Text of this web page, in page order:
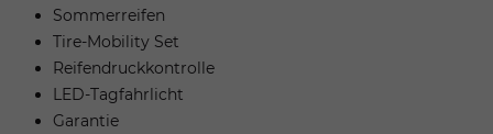
Sommerreifen
Tire-Mobility Set
Reifendruckkontrolle
LED-Tagfahrlicht
Garantie